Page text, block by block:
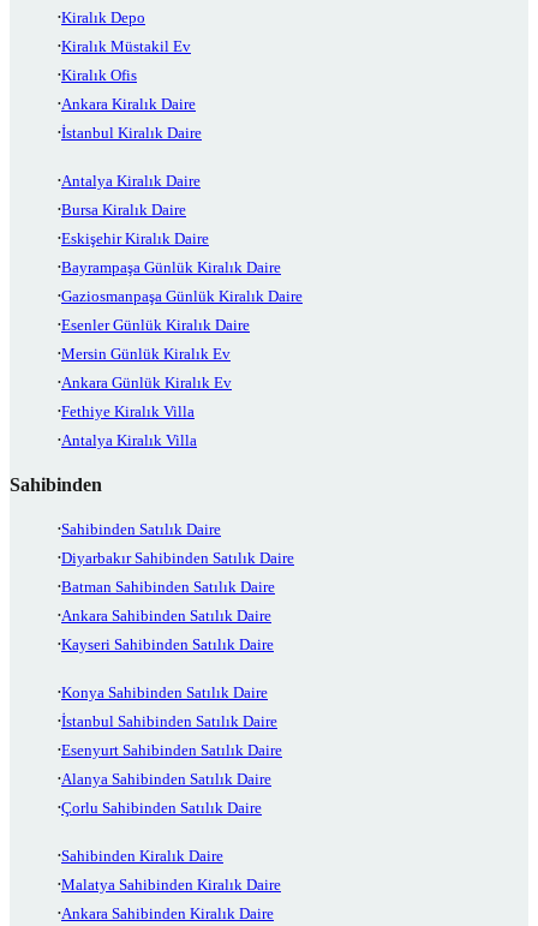
Kiralık Depo
Kiralık Müstakil Ev
Kiralık Ofis
Ankara Kiralık Daire
İstanbul Kiralık Daire
Antalya Kiralık Daire
Bursa Kiralık Daire
Eskişehir Kiralık Daire
Bayrampaşa Günlük Kiralık Daire
Gaziosmanpaşa Günlük Kiralık Daire
Esenler Günlük Kiralık Daire
Mersin Günlük Kiralık Ev
Ankara Günlük Kiralık Ev
Fethiye Kiralık Villa
Antalya Kiralık Villa
Sahibinden
Sahibinden Satılık Daire
Diyarbakır Sahibinden Satılık Daire
Batman Sahibinden Satılık Daire
Ankara Sahibinden Satılık Daire
Kayseri Sahibinden Satılık Daire
Konya Sahibinden Satılık Daire
İstanbul Sahibinden Satılık Daire
Esenyurt Sahibinden Satılık Daire
Alanya Sahibinden Satılık Daire
Çorlu Sahibinden Satılık Daire
Sahibinden Kiralık Daire
Malatya Sahibinden Kiralık Daire
Ankara Sahibinden Kiralık Daire